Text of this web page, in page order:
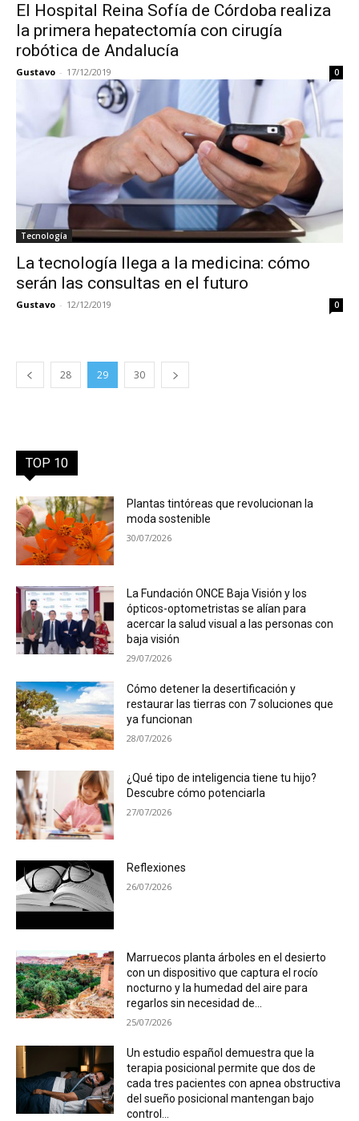
El Hospital Reina Sofía de Córdoba realiza
la primera hepatectomía con cirugía
robótica de Andalucía
Gustavo - 17/12/2019 0
Tecnología
La tecnología llega a la medicina: cómo
serán las consultas en el futuro
Gustavo - 12/12/2019 0
28 29 30
TOP 10
Plantas tintóreas que revolucionan la
moda sostenible
30/07/2026
La Fundación ONCE Baja Visión y los
ópticos-optometristas se alían para
acercar la salud visual a las personas con
baja visión
29/07/2026
Cómo detener la desertificación y
restaurar las tierras con 7 soluciones que
ya funcionan
28/07/2026
¿Qué tipo de inteligencia tiene tu hijo?
Descubre cómo potenciarla
27/07/2026
Reflexiones
26/07/2026
Marruecos planta árboles en el desierto
con un dispositivo que captura el rocío
nocturno y la humedad del aire para
regarlos sin necesidad de...
25/07/2026
Un estudio español demuestra que la
terapia posicional permite que dos de
cada tres pacientes con apnea obstructiva
del sueño posicional mantengan bajo
control...